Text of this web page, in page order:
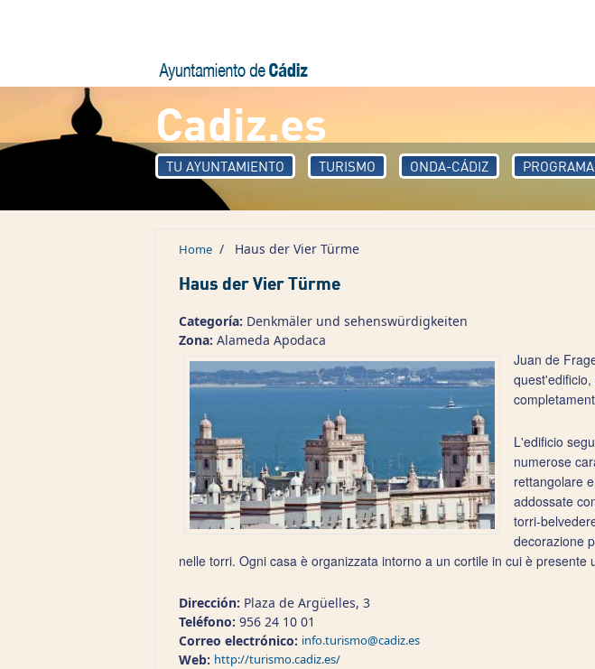
Cadiz.es
TU AYUNTAMIENTO TURISMO ONDA-CÁDIZ
Home / Haus der Vier Türme
Haus der Vier Türme
Categoría: Denkmäler und sehenswürdigkeiten
Zona: Alameda Apodaca
Juan de
L'edificio
numerose
rettangolare
addossate
torri-
decorazione
nelle torri. Ogni casa è organizzata intorno a un cortile in cui è
Dirección: Plaza de Argüelles, 3
Teléfono: 956 24 10 01
Correo electrónico: info.turismo@cadiz.es
Web: http://turismo.cadiz.es/